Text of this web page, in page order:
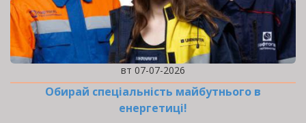
вт 07-07-2026
Обирай спеціальність майбутнього в
енергетиці!